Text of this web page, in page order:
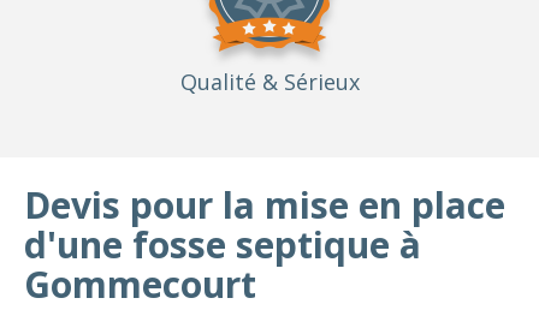
Qualité & Sérieux
Devis pour la mise en place
d'une fosse septique à
Gommecourt